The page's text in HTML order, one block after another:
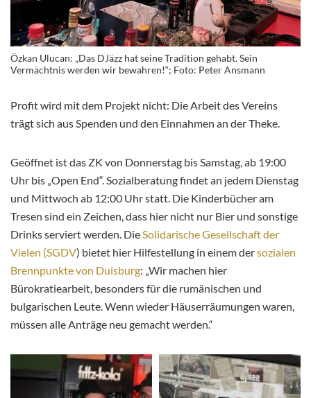
Özkan Ulucan: „Das DJäzz hat seine Tradition gehabt. Sein
Vermächtnis werden wir bewahren!“; Foto: Peter Ansmann
Profit wird mit dem Projekt nicht: Die Arbeit des Vereins
trägt sich aus Spenden und den Einnahmen an der Theke.
Geöffnet ist das ZK von Donnerstag bis Samstag, ab 19:00
Uhr bis „Open End“. Sozialberatung findet an jedem Dienstag
und Mittwoch ab 12:00 Uhr statt. Die Kinderbücher am
Tresen sind ein Zeichen, dass hier nicht nur Bier und sonstige
Drinks serviert werden. Die Solidarische Gesellschaft der
Vielen (SGDV) bietet hier Hilfestellung in einem dersozialen
Brennpunkte von Duisburg: „Wir machen hier
Bürokratiearbeit, besonders für die rumänischen und
bulgarischen Leute. Wenn wieder Häuserräumungen waren,
müssen alle Anträge neu gemacht werden.“